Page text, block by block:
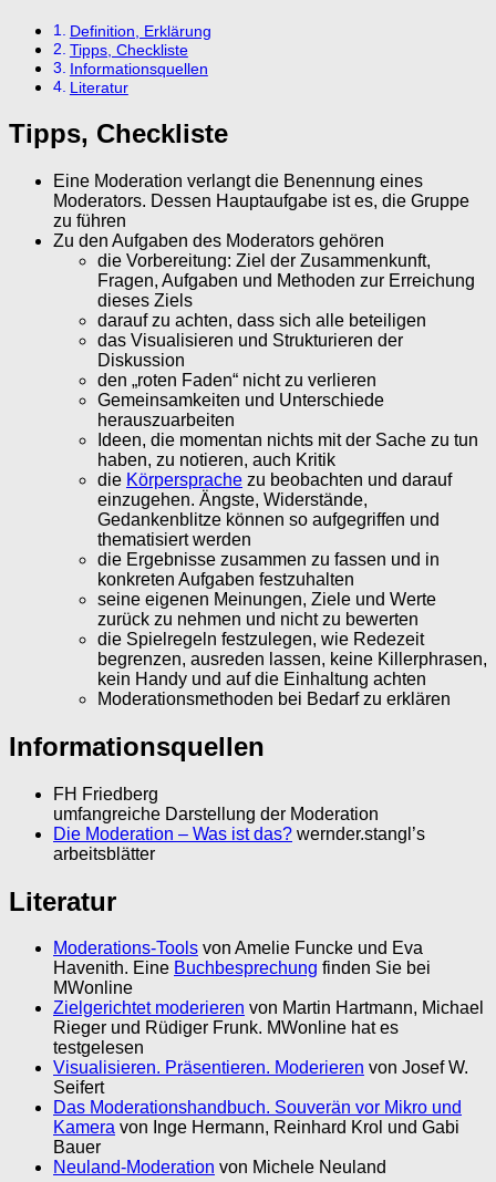
Definition, Erklärung
Tipps, Checkliste
Informationsquellen
Literatur
Tipps, Checkliste
Eine Moderation verlangt die Benennung eines
Moderators. Dessen Hauptaufgabe ist es, die Gruppe
zu führen
Zu den Aufgaben des Moderators gehören
die Vorbereitung: Ziel der Zusammenkunft,
Fragen, Aufgaben und Methoden zur Erreichung
dieses Ziels
darauf zu achten, dass sich alle beteiligen
das Visualisieren und Strukturieren der
Diskussion
den „roten Faden“ nicht zu verlieren
Gemeinsamkeiten und Unterschiede
herauszuarbeiten
Ideen, die momentan nichts mit der Sache zu tun
haben, zu notieren, auch Kritik
die Körpersprache zu beobachten und darauf
einzugehen. Ängste, Widerstände,
Gedankenblitze können so aufgegriffen und
thematisiert werden
die Ergebnisse zusammen zu fassen und in
konkreten Aufgaben festzuhalten
seine eigenen Meinungen, Ziele und Werte
zurück zu nehmen und nicht zu bewerten
die Spielregeln festzulegen, wie Redezeit
begrenzen, ausreden lassen, keine Killerphrasen,
kein Handy und auf die Einhaltung achten
Moderationsmethoden bei Bedarf zu erklären
Informationsquellen
FH Friedberg
umfangreiche Darstellung der Moderation
Die Moderation – Was ist das? wernder.stangl’s
arbeitsblätter
Literatur
Moderations-Tools von Amelie Funcke und Eva
Havenith. Eine Buchbesprechung finden Sie bei
MWonline
Zielgerichtet moderieren von Martin Hartmann, Michael
Rieger und Rüdiger Frunk. MWonline hat es
testgelesen
Visualisieren. Präsentieren. Moderieren von Josef W.
Seifert
Das Moderationshandbuch. Souverän vor Mikro und
Kamera von Inge Hermann, Reinhard Krol und Gabi
Bauer
Neuland-Moderation von Michele Neuland